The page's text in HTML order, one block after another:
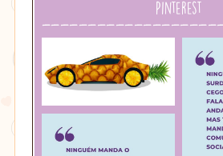
Pinterest